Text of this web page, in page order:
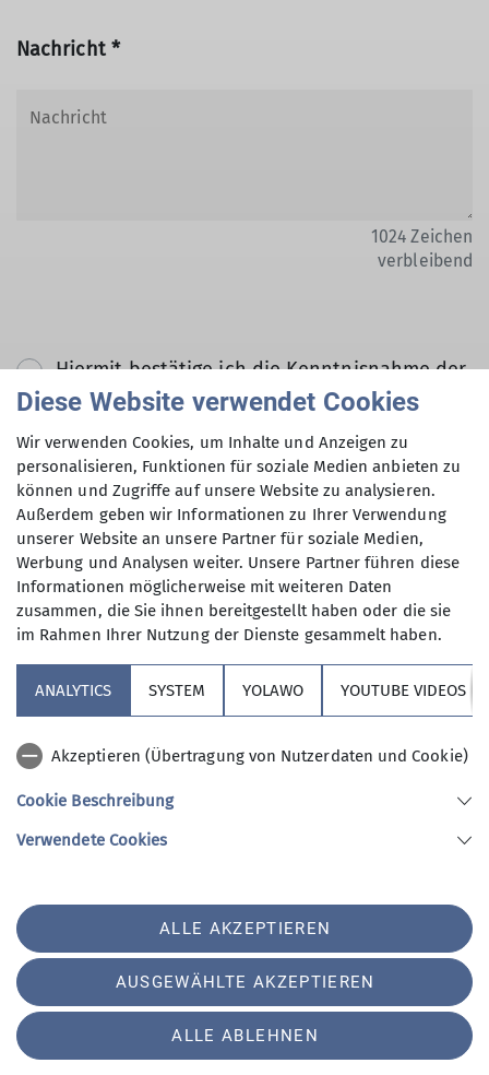
Nachricht *
1024 Zeichen
verbleibend
Hiermit bestätige ich die Kenntnisnahme der
Datenschutzerklärung *
Hiermit erkläre ich mich einverstanden, dass
meine in das Kontaktformular eingegebenen
Daten elektronisch gesichert und zum Zweck
der Kontaktaufnahme verarbeitet und
genutzt werden. Mir ist bekannt, dass ich
meine Einwilligung jederzeit wiederrufen
kann. *
Mit (*) markierte Felder
sind Pflichtfelder
Sektion Vierseenland des Deutschen Alpenvereins e.V.
Hauptstraße 42
82229 Seefeld
Telefon +4981529839280
Datenschutz-Einstellungen
Datenschutz
Diese Website verwendet Cookies
Wir verwenden Cookies, um Inhalte und Anzeigen zu
personalisieren, Funktionen für soziale Medien anbieten zu
können und Zugriffe auf unsere Website zu analysieren.
Außerdem geben wir Informationen zu Ihrer Verwendung
unserer Website an unsere Partner für soziale Medien,
Werbung und Analysen weiter. Unsere Partner führen diese
Informationen möglicherweise mit weiteren Daten
zusammen, die Sie ihnen bereitgestellt haben oder die sie
im Rahmen Ihrer Nutzung der Dienste gesammelt haben.
ANALYTICS SYSTEM YOLAWO YOUTUBE VIDEOS
Akzeptieren (Übertragung von Nutzerdaten und Cookie)
Cookie Beschreibung
Verwendete Cookies
ALLE AKZEPTIEREN
AUSGEWÄHLTE AKZEPTIEREN
ALLE ABLEHNEN